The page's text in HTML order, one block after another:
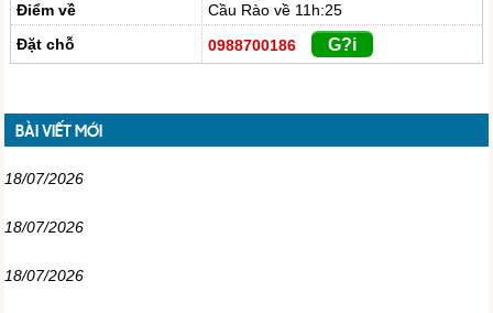
Điểm về
Cầu Rào về 11h:25
Đặt chỗ
0988700186 G?i
BÀI VIẾT MỚI
18/07/2026
18/07/2026
18/07/2026